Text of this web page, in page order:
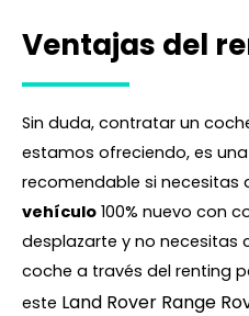
Ventajas del
Sin duda, contratar un
estamos ofreciendo, es
recomendable si necesitas
vehículo 100% nuevo con
desplazarte y no necesitas
coche a través del renting
este Land Rover Range